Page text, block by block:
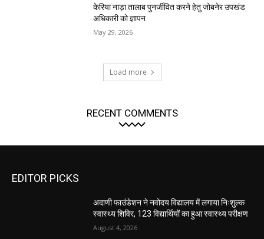
केरिया नाड़ा तालाब पुनर्जीवित करने हेतु जोबनेर उपखंड
अधिकारी को ज्ञापन
May 29, 2026
Load more
RECENT COMMENTS
EDITOR PICKS
अदाणी फाउंडेशन ने नवोदय विद्यालय में लगाया निःशुल्क
स्वास्थ्य शिविर, 123 विद्यार्थियों का हुआ स्वास्थ्य परीक्षण
August 4, 2026